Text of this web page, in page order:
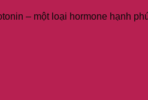
– một loại hormone hạnh